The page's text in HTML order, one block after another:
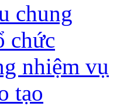
chung
chức
nhiệm vụ
tạo